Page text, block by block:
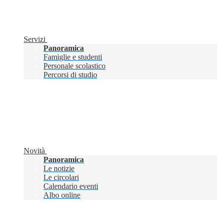
Servizi
Panoramica
Famiglie e studenti
Personale scolastico
Percorsi di studio
Novità
Panoramica
Le notizie
Le circolari
Calendario eventi
Albo online